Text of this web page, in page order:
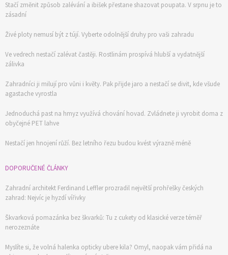
Stačí změnit způsob zalévání a ibišek přestane shazovat poupata. V srpnu je to
zásadní
Živé ploty nemusí být z tújí. Vyberte odolnější druhy pro vaši zahradu
Ve vedrech nestačí zalévat častěji. Rostlinám prospívá hlubší a vydatnější
zálivka
Zahradníci ji milují pro vůni i květy. Pak přijde jaro a nestačí se divit, kde všude
agastache vyrostla
Jednoduchá past na hmyz využívá chování hovad. Zvládnete ji vyrobit doma z
obyčejné PET lahve
Nestačí jen hnojení růží. Bez letního řezu budou kvést výrazně méně
DOPORUČENÉ ČLÁNKY
Zahradní architekt Ferdinand Leffler prozradil největší prohřešky českých
zahrad: Nejvíc je hyzdí vířivky
Škvarková pomazánka bez škvarků: Tu z cukety od klasické verze téměř
nerozeznáte
Myslíte si, že volná halenka opticky ubere kila? Omyl, naopak vám přidá na